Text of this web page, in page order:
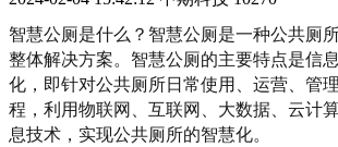
智慧公厕是什么？智慧公厕是一种公共厕
整体解决方案。智慧公厕的主要特点是信
化，即针对公共厕所日常使用、运营、管
程，利用物联网、互联网、大数据、云计
息技术，实现公共厕所的智慧化。